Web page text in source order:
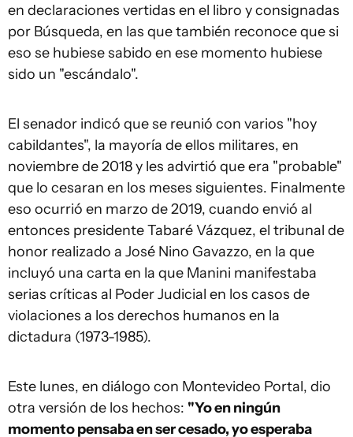
en declaraciones vertidas en el libro y consignadas
por Búsqueda, en las que también reconoce que si
eso se hubiese sabido en ese momento hubiese
sido un "escándalo".
El senador indicó que se reunió con varios "hoy
cabildantes", la mayoría de ellos militares, en
noviembre de 2018 y les advirtió que era "probable"
que lo cesaran en los meses siguientes. Finalmente
eso ocurrió en marzo de 2019, cuando envió al
entonces presidente Tabaré Vázquez, el tribunal de
honor realizado a José Nino Gavazzo, en la que
incluyó una carta en la que Manini manifestaba
serias críticas al Poder Judicial en los casos de
violaciones a los derechos humanos en la
dictadura (1973-1985).
Este lunes, en diálogo con Montevideo Portal, dio
otra versión de los hechos: "Yo en ningún
momento pensaba en ser cesado, yo esperaba